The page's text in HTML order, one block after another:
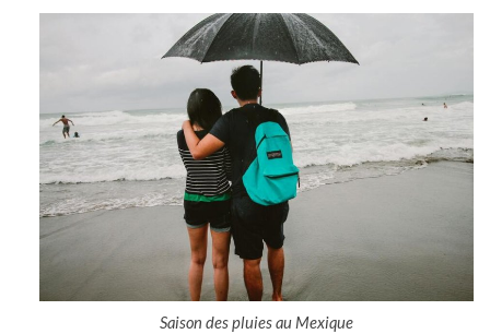
Saison des pluies au Mexique